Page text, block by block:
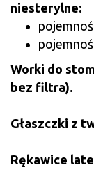
niesterylne:
Worki do
bez filtra).
Głaszczki z
Rękawice